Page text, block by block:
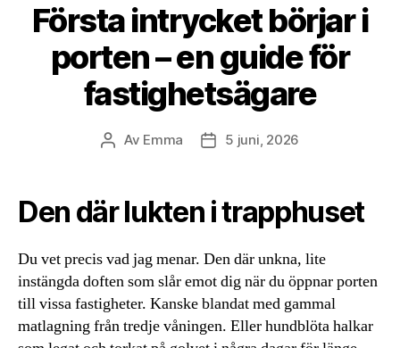
Första intrycket börjar i
porten – en guide för
fastighetsägare
Inläggsförfattare
Av Emma Inläggsdatum
5 juni, 2026
Den där lukten i trapphuset
Du vet precis vad jag menar. Den där unkna, lite
instängda doften som slår emot dig när du öppnar porten
till vissa fastigheter. Kanske blandat med gammal
matlagning från tredje våningen. Eller hundblöta halkar